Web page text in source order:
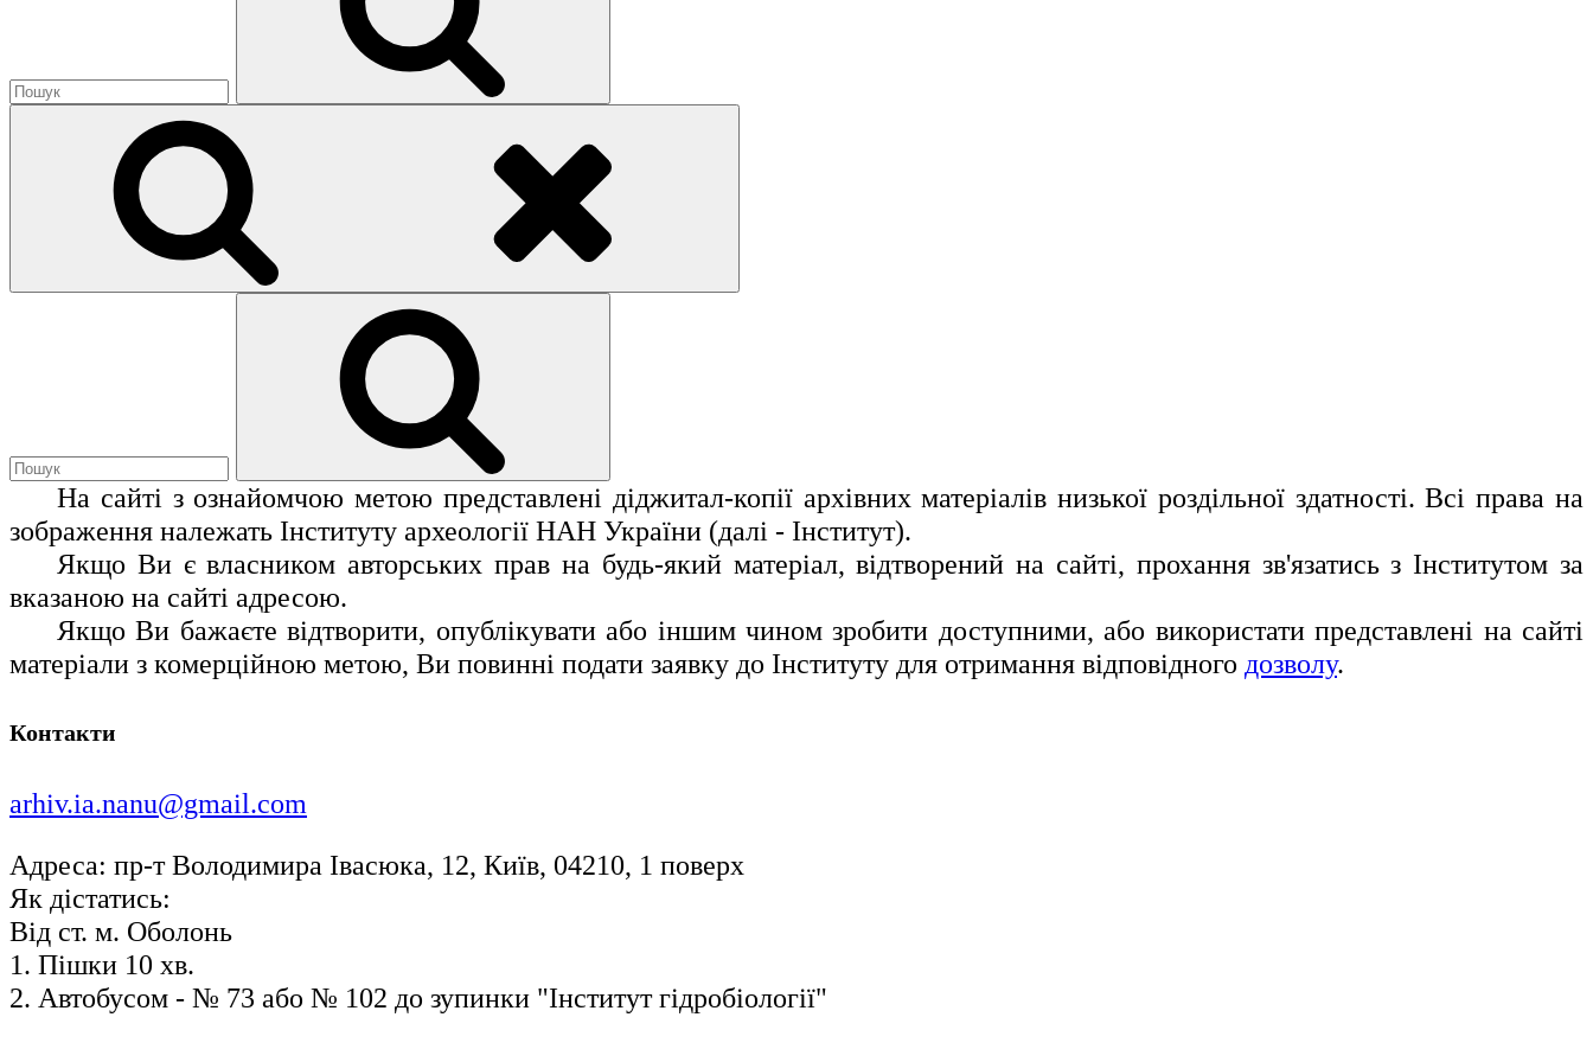
На сайті з ознайомчою метою представлені діджитал-копії архівних матеріалів низької роздільної здатності. Всі права на
зображення належать Інституту археології НАН України (далі - Інститут).
Якщо Ви є власником авторських прав на будь-який матеріал, відтворений на сайті, прохання зв'язатись з Інститутом за
вказаною на сайті адресою.
Якщо Ви бажаєте відтворити, опублікувати або іншим чином зробити доступними, або використати представлені на сайті
матеріали з комерційною метою, Ви повинні подати заявку до Інституту для отримання відповідного дозволу.
Контакти
arhiv.ia.nanu@gmail.com
Адреса: пр-т Володимира Івасюка, 12, Київ, 04210, 1 поверх
Як дістатись:
Від ст. м. Оболонь
1. Пішки 10 хв.
2. Автобусом - № 73 або № 102 до зупинки "Інститут гідробіології"